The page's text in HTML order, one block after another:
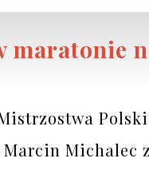
maratonie
Michalec